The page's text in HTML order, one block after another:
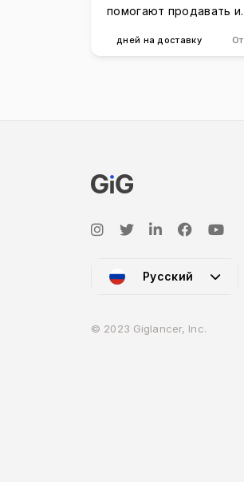
помогают продавать и
дней на доставку От
Русский
© 2023 Giglancer, Inc.